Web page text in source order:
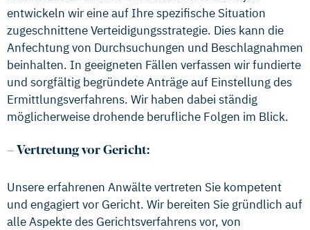
entwickeln wir eine auf Ihre spezifische Situation
zugeschnittene Verteidigungsstrategie. Dies kann die
Anfechtung von Durchsuchungen und Beschlagnahmen
beinhalten. In geeigneten Fällen verfassen wir fundierte
und sorgfältig begründete Anträge auf Einstellung des
Ermittlungsverfahrens. Wir haben dabei ständig
möglicherweise drohende berufliche Folgen im Blick.
– Vertretung vor Gericht:
Unsere erfahrenen Anwälte vertreten Sie kompetent
und engagiert vor Gericht. Wir bereiten Sie gründlich auf
alle Aspekte des Gerichtsverfahrens vor, von